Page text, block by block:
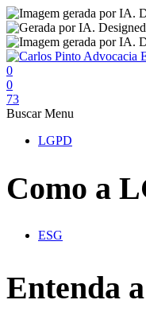
0
0
73
Buscar Menu
LGPD
Como a
ESG
Entenda